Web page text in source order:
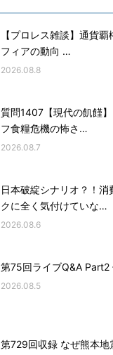
【プロレス雑談】通貨
フィアの動向 …
2026.08.8
質問1407【現代の飢饉
フ食糧危機の怖さ…
2026.08.7
日本破綻シナリオ？！消
クに全く気付けていな…
2026.08.6
第75回ライブQ&A
2026.08.5
第729回収録 なぜ熊本地